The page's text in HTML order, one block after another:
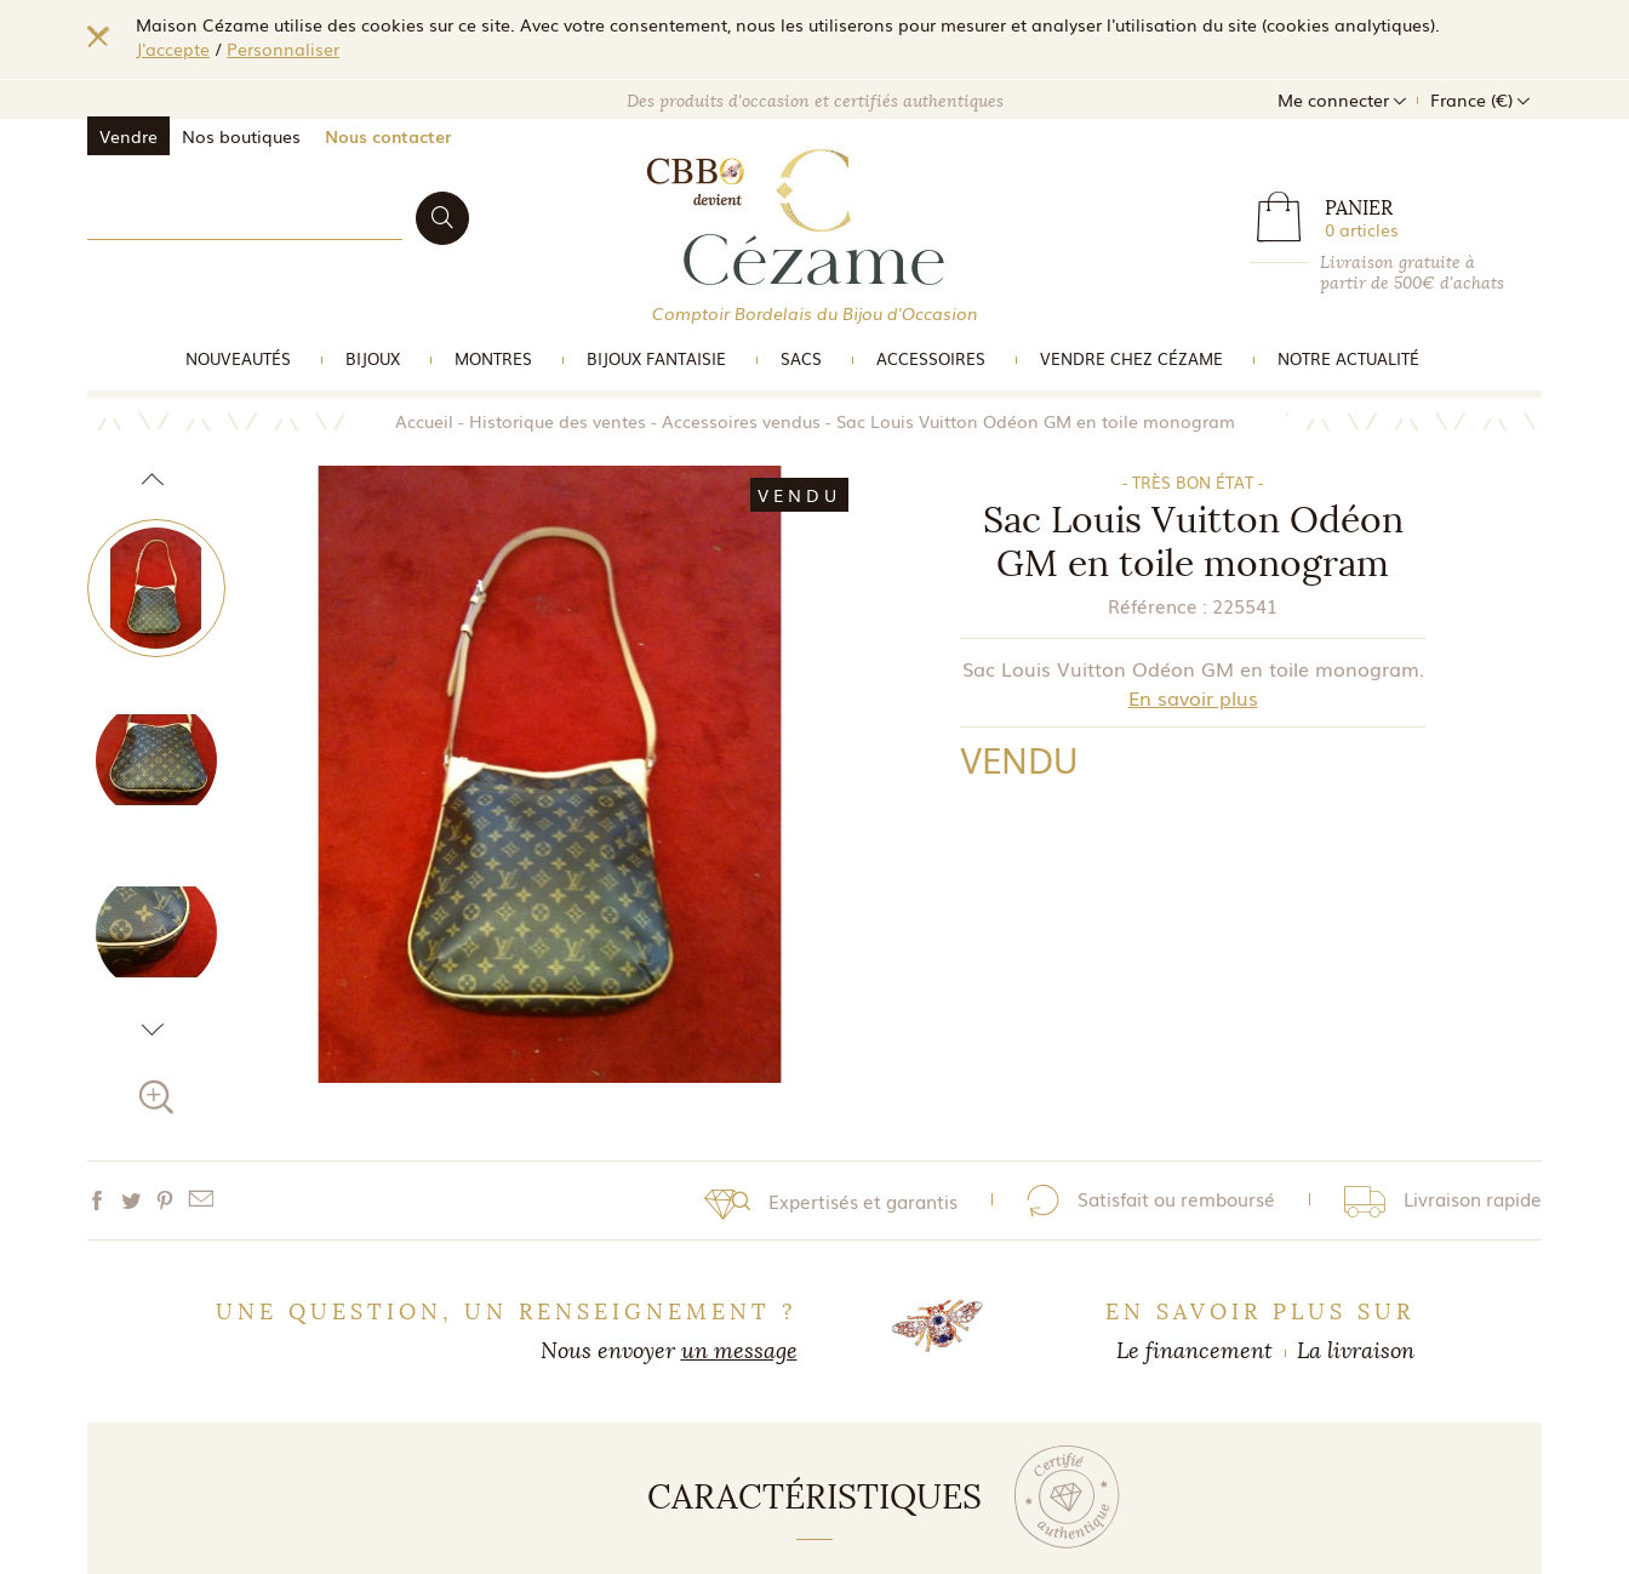
Maison Cézame utilise des cookies sur ce site. Avec votre consentement, nous les utiliserons pour mesurer et analyser l'utilisation du site (cookies analytiques).
J'accepte / Personnaliser
Vendre Nos boutiques Nous contacter
Des produits d'occasion et certifiés authentiques Me connecter France (€)
PANIER
0 articles
Livraison gratuite à
partir de 500€ d'achats
Comptoir Bordelais du Bijou d'Occasion
NOUVEAUTÉS BIJOUX MONTRES BIJOUX FANTAISIE SACS ACCESSOIRES VENDRE CHEZ CÉZAME NOTRE ACTUALITÉ
Accueil Historique des ventes Accessoires vendus Sac Louis Vuitton Odéon GM en toile monogram
VENDU
- TRÈS BON ÉTAT -
Sac Louis Vuitton Odéon
GM en toile monogram
Référence : 225541
Sac Louis Vuitton Odéon GM en toile monogram.
En savoir plus
VENDU
Expertisés et garantis Satisfait ou remboursé Livraison rapide
UNE QUESTION, UN RENSEIGNEMENT ?
Nous envoyerun message
EN SAVOIR PLUS SUR
Le financement
La livraison
CARACTÉRISTIQUES